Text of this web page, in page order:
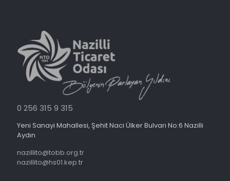
0 256 315 9 315
Yeni Sanayi Mahallesi, Şehit Naci Ülker Bulvarı No:6 Nazilli
Aydın
nazillito@tobb.org.tr
nazillito@hs01.kep.tr